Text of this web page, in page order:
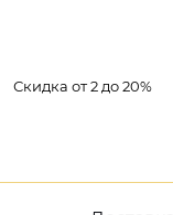
Скидка от 2 до 20%